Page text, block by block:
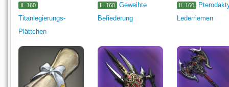
IL.160
Titanlegierungs-
Plättchen
IL.160
Geweihte
Befiederung
IL.160
Lederriemen